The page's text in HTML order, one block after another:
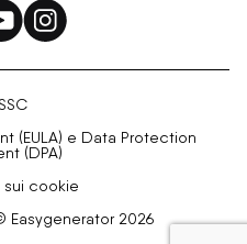
(EULA) e Data Protection
(DPA)
sui cookie
Easygenerator 2026